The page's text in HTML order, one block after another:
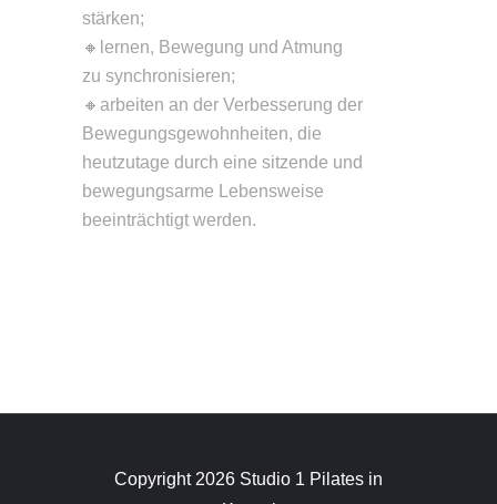
stärken;
🔸lernen, Bewegung und Atmung
zu synchronisieren;
🔸arbeiten an der Verbesserung der
Bewegungsgewohnheiten, die
heutzutage durch eine sitzende und
bewegungsarme Lebensweise
beeinträchtigt werden.
Copyright 2026 Studio 1 Pilates in